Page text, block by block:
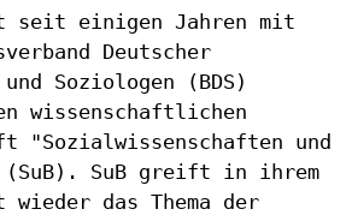
seit einigen Jahren mit
Deutscher
Soziologen (BDS)
wissenschaftlichen
"Sozialwissenschaften und
SuB greift in ihrem
wieder das Thema der